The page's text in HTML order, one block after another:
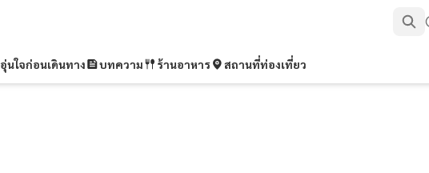
อุ่นใจก่อนเดินทาง บทความ ร้านอาหาร สถานที่ท่องเที่ยว